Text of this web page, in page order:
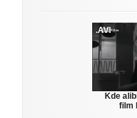
.AVI
Kde
film